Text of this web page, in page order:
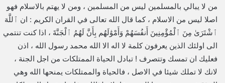
من لا يبالي بالمسلمين ليس من المسلمين ، ومن لا يهتم بالاسلام فهو
اصلا ليس من الاسلام ، كما قال الله تعالى في القران الكريم : ان ٱللَّهَ
ٱشْتَرَىٰ مِنَ ٱلْمُؤْمِنِينَ أَنفُسَهُمْ وَأَمْوَٰلَهُم بِأَنَّ لَهُمُ ٱلْجَنَّةَ ، اذا كنت تنتمي
الى اولئك الذين يعرفون كلمة لا اله الا الله محمد رسول الله ، اذن
فعليك ان تمسك وتتصرف ! تبادل الحياة الممتلكات من اجل الجنة ،
لانك لا تملك شيئا في الاصل ، فالحياة والممتلكات يمنحها الله وهي